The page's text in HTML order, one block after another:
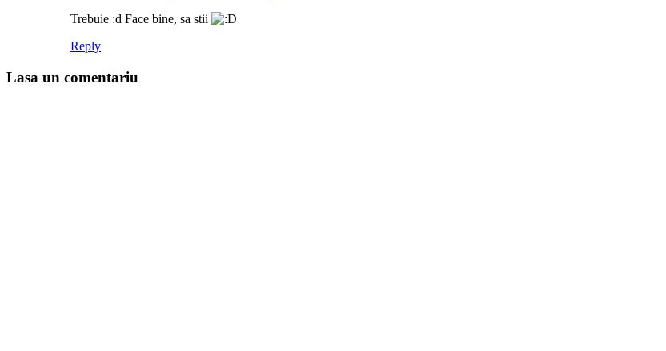
Trebuie :d Face bine, sa stii
Reply
Lasa un comentariu